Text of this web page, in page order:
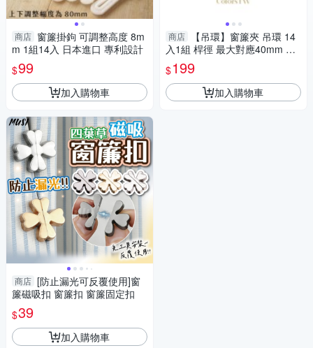
商店 窗簾掛鉤 可調整高度 8m
m 1組14入 日本進口 專利設計
$99
加入購物車
商店 [防止漏光可反覆使用]窗
簾磁吸扣 窗簾扣 窗簾固定扣
$39
加入購物車
商店
【吊環】窗簾夾 吊環 14
入1組 桿徑 最大對應40mm 配
件 鱷魚夾 五金用品
$199
加入購物車